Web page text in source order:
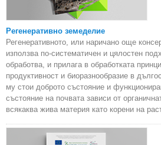
Регенеративно земеделие
Регенеративното, или наричано още
използва по-систематичен и цялостен
обработва, и прилага в обработката
продуктивност и биоразнообразие в
му стои доброто състояние и
състояние на почвата зависи от
всякаква жива материя като корени на